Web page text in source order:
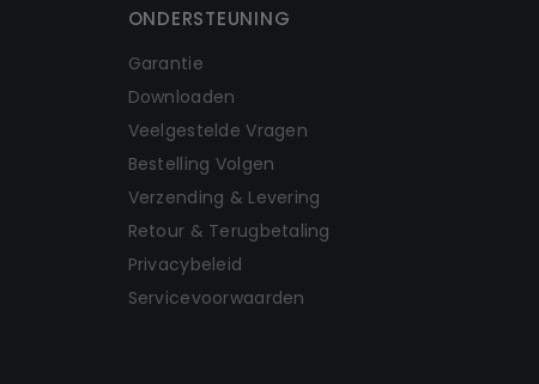
ONDERSTEUNING
Garantie
Downloaden
Veelgestelde Vragen
Bestelling Volgen
Verzending & Levering
Retour & Terugbetaling
Privacybeleid
Servicevoorwaarden